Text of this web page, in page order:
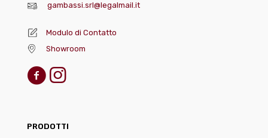
gambassi.srl@legalmail.it
Modulo di Contatto
Showroom
PRODOTTI